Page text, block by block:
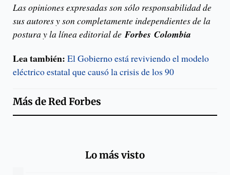
Las opiniones expresadas son sólo responsabilidad de
sus autores y son completamente independientes de la
postura y la línea editorial de Forbes Colombia
Lea también: El Gobierno está reviviendo el modelo
eléctrico estatal que causó la crisis de los 90
Más deRed Forbes
Lo más visto